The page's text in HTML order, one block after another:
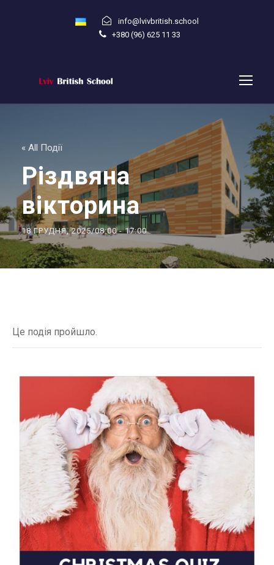
info@lvivbritish.school
+380 (96) 625 11 33
« All Події
Різдвяна
вікторина
18 ГРУДНЯ, 2025/08:00-17:00
Це подія пройшло.